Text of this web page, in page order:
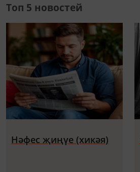
Топ 5 новостей
Нәфес җиңүе (хикәя)